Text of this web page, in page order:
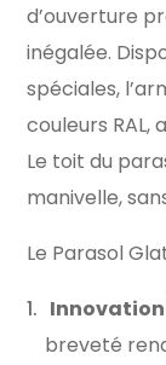
d’ouverture
inégalée.
spéciales,
couleurs RAL,
Le toit du
manivelle,
Le Parasol
Innovation
breveté